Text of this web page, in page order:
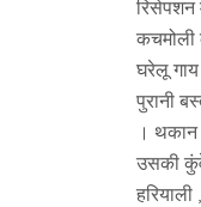
रिसेपशन
कचमोली
घरेलू
पुरानी
।
उसकी